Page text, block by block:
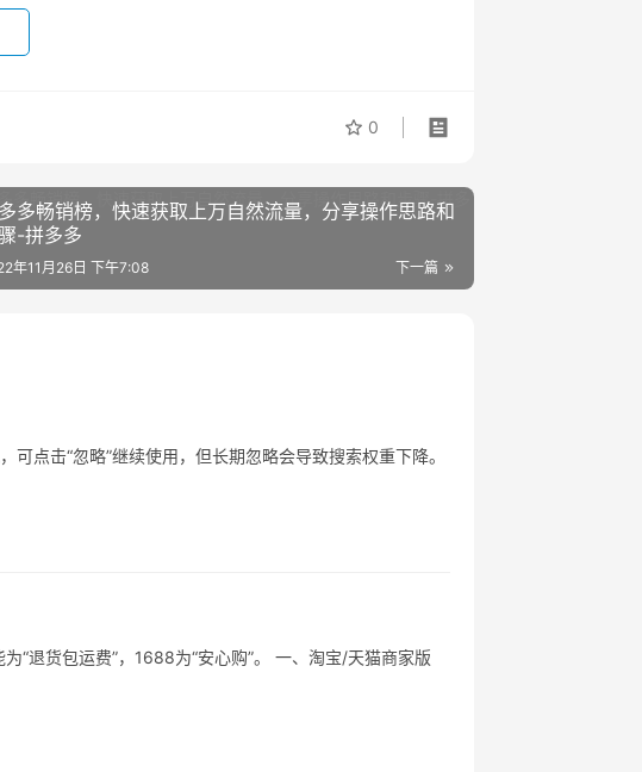
0
多畅销榜，快速获取上万自然流量，分享操作思路和
-拼多多
下一篇
年11月26日 下午7:08
点击“忽略”继续使用，但长期忽略会导致搜索权重下降。
“退货包运费”，1688为“安心购”。 一、淘宝/天猫商家版